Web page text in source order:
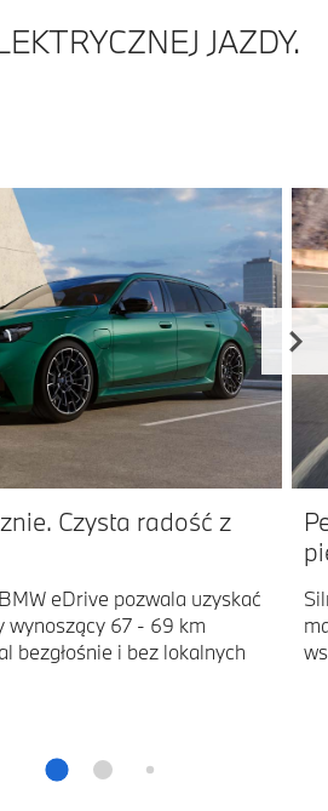
JAZDY.
Czysta radość z
eDrive pozwala uzyskać
wynoszący 67 - 69 km
bezgłośnie i bez lokalnych